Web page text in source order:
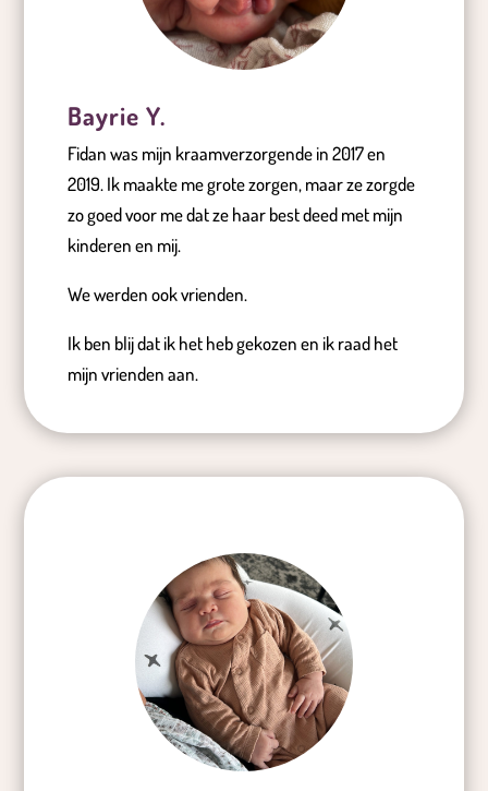
Bayrie Y.
Fidan was mijn kraamverzorgende in 2017 en
2019. Ik maakte me grote zorgen, maar ze zorgde
zo goed voor me dat ze haar best deed met mijn
kinderen en mij.
We werden ook vrienden.
Ik ben blij dat ik het heb gekozen en ik raad het
mijn vrienden aan.